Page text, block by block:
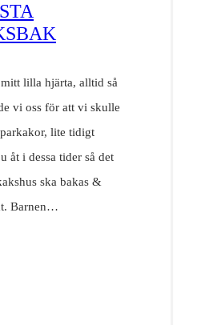
lilla hjärta, alltid så
vi oss för att vi skulle
lite tidigt
åt i dessa tider så det
ska bakas &
Barnen…